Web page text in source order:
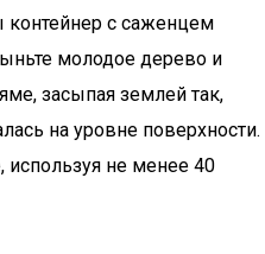
с саженцем
молодое дерево и
засыпая землей так,
на уровне поверхности.
используя не менее 40